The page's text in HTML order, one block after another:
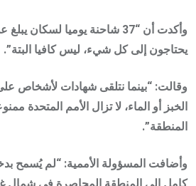
يحتاجون إلى كل شيء، ليس كافيا البتة”.
وقالت: “بينما نتلقى شهادات لأشخاص
الخبز أو الماء، لا تزال الأمم المتحدة
المنطقة”.
وأضافت المسؤولة الأممية: “لم يُسمح
كامل إلى المنطقة المحاصرة في